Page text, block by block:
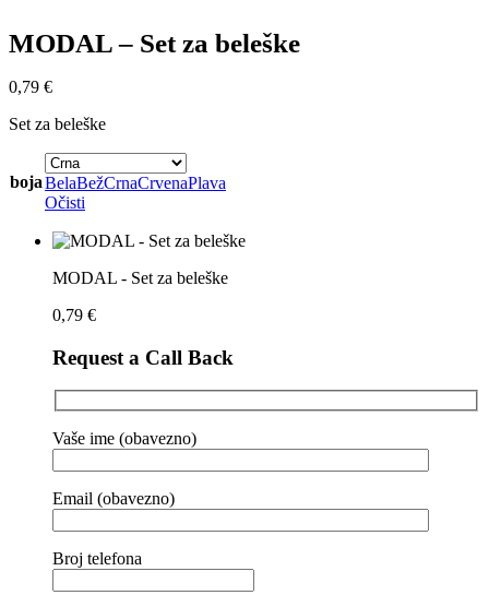
MODAL – Set za beleške
0,79 €
Set za beleške
bojaBelaBežCrnaCrvenaPlava
Očisti
MODAL - Set za beleške
0,79 €
Request a Call Back
Vaše ime (obavezno)
Email (obavezno)
Broj telefona